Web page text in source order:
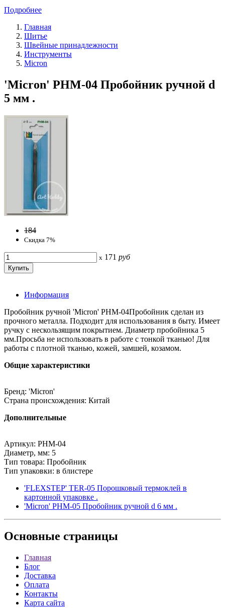
Подробнее
Главная
Шитье
Швейные принадлежности
Инструменты
Micron
'Micron' PHM-04 Пробойник ручной d
5 мм .
184
Скидка 7%
x 171 руб
Информация
Пробойник ручной 'Micron' PHM-04Пробойник сделан из
прочного металла. Подходит для использования в быту. Имеет
ручку с нескользящим покрытием. Диаметр пробойника 5
мм.Просьба не использовать в работе с тонкой тканью! Для
работы с плотной тканью, кожей, замшей, козамом.
Общие характеристики
Бренд: 'Micron'
Страна происхождения: Китай
Дополнительные
Артикул: PHM-04
Диаметр, мм: 5
Тип товара: Пробойник
Тип упаковки: в блистере
'FLEXSTEP' TER-05 Порошковый термоклей в
картонной упаковке .
'Micron' PHM-05 Пробойник ручной d 6 мм .
Основные страницы
Главная
Блог
Доставка
Оплата
Контакты
Карта сайта